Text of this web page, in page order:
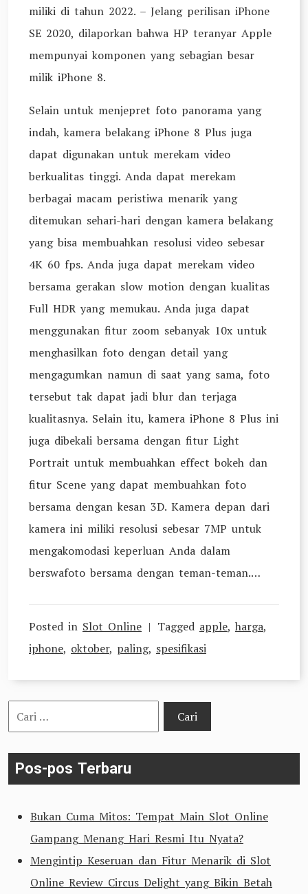
miliki di tahun 2022. – Jelang perilisan iPhone
SE 2020, dilaporkan bahwa HP teranyar Apple
mempunyai komponen yang sebagian besar
milik iPhone 8.
Selain untuk menjepret foto panorama yang
indah, kamera belakang iPhone 8 Plus juga
dapat digunakan untuk merekam video
berkualitas tinggi. Anda dapat merekam
berbagai macam peristiwa menarik yang
ditemukan sehari-hari dengan kamera belakang
yang bisa membuahkan resolusi video sebesar
4K 60 fps. Anda juga dapat merekam video
bersama gerakan slow motion dengan kualitas
Full HDR yang memukau. Anda juga dapat
menggunakan fitur zoom sebanyak 10x untuk
menghasilkan foto dengan detail yang
mengagumkan namun di saat yang sama, foto
tersebut tak dapat jadi blur dan terjaga
kualitasnya. Selain itu, kamera iPhone 8 Plus ini
juga dibekali bersama dengan fitur Light
Portrait untuk membuahkan effect bokeh dan
fitur Scene yang dapat membuahkan foto
bersama dengan kesan 3D. Kamera depan dari
kamera ini miliki resolusi sebesar 7MP untuk
mengakomodasi keperluan Anda dalam
berswafoto bersama dengan teman-teman.…
Posted in Slot Online Tagged apple, harga,
iphone, oktober, paling, spesifikasi
Cari
untuk:
Pos-pos Terbaru
Bukan Cuma Mitos: Tempat Main Slot Online
Gampang Menang Hari Resmi Itu Nyata?
Mengintip Keseruan dan Fitur Menarik di Slot
Online Review Circus Delight yang Bikin Betah